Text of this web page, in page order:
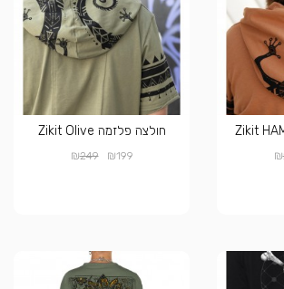
₪
חולצה פלזמה Zikit Olive
₪199
₪249